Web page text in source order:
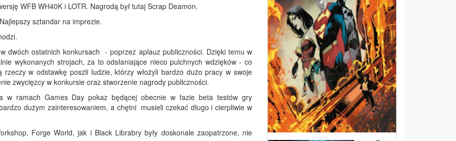
WFB WH40K i LOTR. Nagrodą był tutaj Scrap Deamon.
sztandar na imprezie.
dwóch ostatnich konkursach - poprzez aplauz publiczności. Dzięki temu w
wykonanych strojach, za to odsłaniające nieco pulchnych wdzięków - co
rzeczy w odstawkę poszli ludzie, którzy włożyli bardzo dużo pracy w swoje
zwycięzcy w konkursie oraz stworzenie nagrody publiczności.
w ramach Games Day pokaz będącej obecnie w fazie beta testów gry
dużym zainteresowaniem, a chętni musieli czekać długo i cierpliwie w
Forge World, jak i Black Librabry były doskonale zaopatrzone, nie